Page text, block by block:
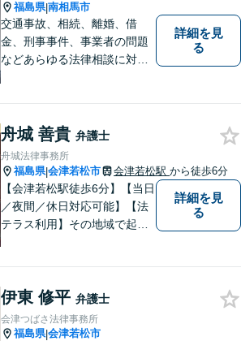
福島県|南相馬市
交通事故、相続、離婚、借
金、刑事事件、事業者の問題
などあらゆる法律相談に対応
ごとがありましたら、まずは
ご相談ください。
詳細を見
る
舟城 善貴 弁護士
舟城法律事務所
福島県|会津若松市 会津若松駅 から徒歩6分
【会津若松駅徒歩6分】【当日
／夜間／休日対応可能】【法
テラス利用】その地域で起こ
原動力です。トラブルがより
複雑化してしまう前に、ぜひ
お気軽にご連絡ください。
詳細を見
る
伊東 修平 弁護士
会津つばさ法律事務所
福島県|会津若松市